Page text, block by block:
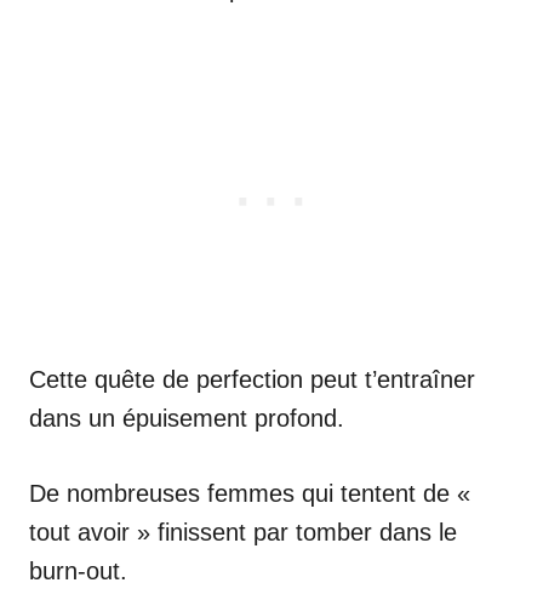
Cette quête de perfection peut t’entraîner
dans un épuisement profond.
De nombreuses femmes qui tentent de «
tout avoir » finissent par tomber dans le
burn-out.